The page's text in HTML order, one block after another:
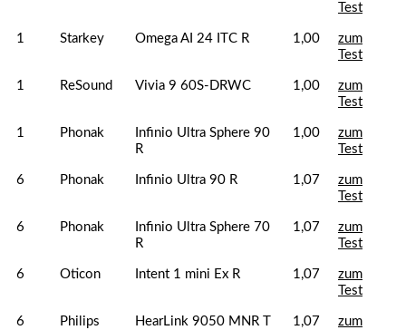
Test
1 Starkey Omega AI 24 ITC R 1,00
zum
Test
1 ReSound Vivia 9 60S-DRWC 1,00
zum
Test
1 Phonak
Infinio Ultra Sphere 90
R
1,00
zum
Test
6 Phonak Infinio Ultra 90 R 1,07
zum
Test
6 Phonak
Infinio Ultra Sphere 70
R
1,07
zum
Test
6 Oticon Intent 1 mini Ex R 1,07
zum
Test
6 Philips
HearLink 9050 MNR T
1,07
zum